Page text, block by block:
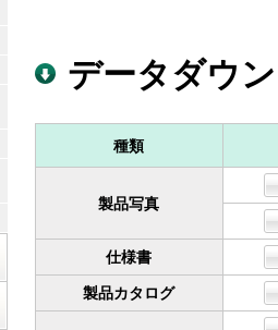
データダウ
種類
製品写真
仕様書
製品カタログ